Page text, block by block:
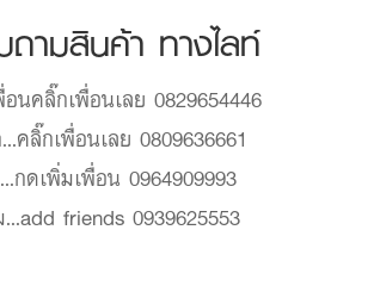
ามสินค้า ทางไลท์
อนคลิ๊กเพื่อนเลย 0829654446
คลิ๊กเพื่อนเลย 0809636661
กดเพิ่มเพื่อน 0964909993
add friends 0939625553